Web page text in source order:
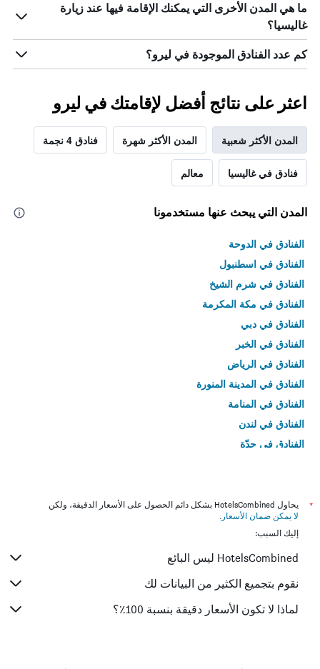
ما هي المدن الأخرى التي يمكنك الإقامة فيها عند زيارة
غاليسيا؟
كم عدد الفنادق الموجودة في ليرو؟
اعثر على نتائج أفضل لإقامتك في ليرو
المدن الأكثر شعبية المدن الأكثر شهرة فنادق 4 نجمة
فنادق في غاليسيا معالم
المدن التي يبحث عنها مستخدمونا
الفنادق في الدوحة
الفنادق في اسطنبول
الفنادق في شرم الشيخ
الفنادق في مكة المكرمة
الفنادق في دبي
الفنادق في الخبر
الفنادق في الرياض
الفنادق في المدينة المنورة
الفنادق في المنامة
الفنادق في لندن
الفنادق في جدّة
*
يحاول HotelsCombined بشكل دائم الحصول على الأسعار الدقيقة، ولكن
لا يمكن ضمان الأسعار .
إليك السبب:
HotelsCombined ليس البائع
نقوم بتجميع الكثير من البيانات لك
لماذا لا تكون الأسعار دقيقة بنسبة 100٪؟